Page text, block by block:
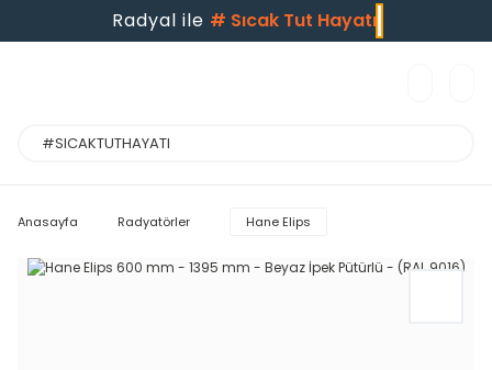
Radyal ile # Sıcak Tut Hayatı
Anasayfa Radyatörler Hane Elips